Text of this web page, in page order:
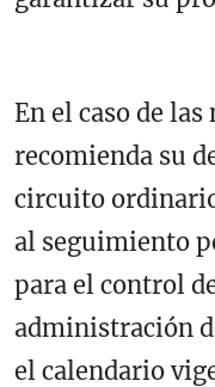
En el caso de
recomienda su
circuito
al seguimiento
para el control
administración
el calendario